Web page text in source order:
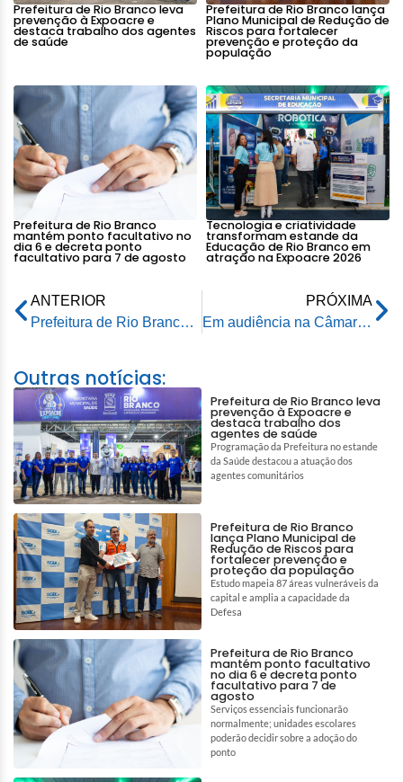
Prefeitura de Rio Branco leva
prevenção à Expoacre e
destaca trabalho dos agentes
de saúde
Prefeitura de Rio Branco lança
Plano Municipal de Redução de
Riscos para fortalecer
prevenção e proteção da
população
Prefeitura de Rio Branco
mantém ponto facultativo no
dia 6 e decreta ponto
facultativo para 7 de agosto
Tecnologia e criatividade
transformam estande da
Educação de Rio Branco em
atração na Expoacre 2026
ANTERIOR
Prefeitura de Rio Branco e IBGE realizam Reunião de Estatísticas da Agropecuária para apresentar dados da produção agrícola de 2025
PRÓXIMA
Em audiência na Câmara, Prefeitura de Rio Branco reforça compromisso no enfrentamento à Síndrome Alcoólica Fetal
Outras notícias:
Prefeitura de Rio Branco leva
prevenção à Expoacre e
destaca trabalho dos
agentes de saúde
Programação da Prefeitura no estande
da Saúde destacou a atuação dos
agentes comunitários
Prefeitura de Rio Branco
lança Plano Municipal de
Redução de Riscos para
fortalecer prevenção e
proteção da população
Estudo mapeia 87 áreas vulneráveis da
capital e amplia a capacidade da
Defesa
Prefeitura de Rio Branco
mantém ponto facultativo
no dia 6 e decreta ponto
facultativo para 7 de
agosto
Serviços essenciais funcionarão
normalmente; unidades escolares
poderão decidir sobre a adoção do
ponto